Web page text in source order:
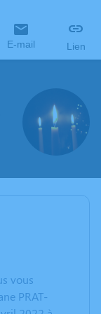
E-mail Lien
vous
PRAT-